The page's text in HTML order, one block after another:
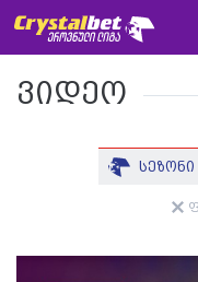
ვიდეო
სეზონი